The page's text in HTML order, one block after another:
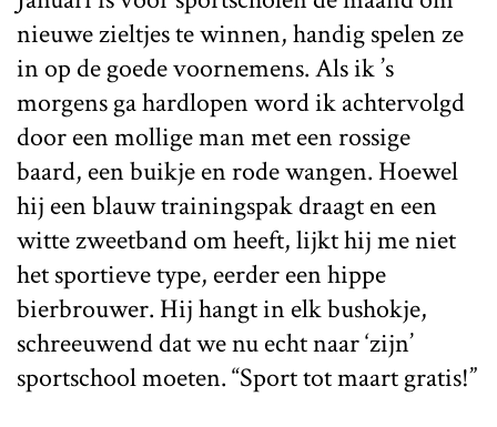
nieuwe zieltjes te winnen, handig spelen ze
in op de goede voornemens. Als ik ’s
morgens ga hardlopen word ik achtervolgd
door een mollige man met een rossige
baard, een buikje en rode wangen. Hoewel
hij een blauw trainingspak draagt en een
witte zweetband om heeft, lijkt hij me niet
het sportieve type, eerder een hippe
bierbrouwer. Hij hangt in elk bushokje,
schreeuwend dat we nu echt naar ‘zijn’
sportschool moeten. “Sport tot maart gratis!”